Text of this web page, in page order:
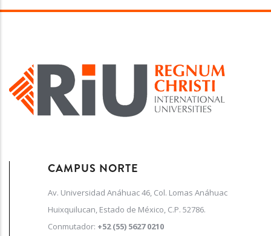
CAMPUS NORTE
Av. Universidad Anáhuac 46, Col. Lomas Anáhuac
Huixquilucan, Estado de México, C.P. 52786.
Conmutador: +52 (55) 5627 0210